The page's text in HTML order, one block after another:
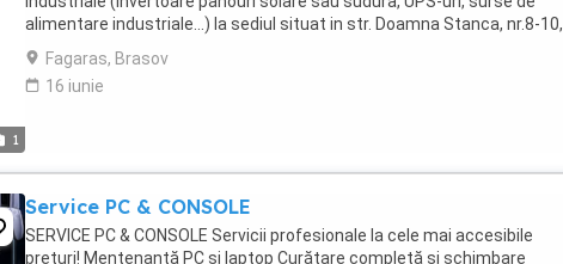
1
alimentare industriale...) la sediul situat in str. Doamna Stanca, nr.8-10,
Fagaras. Constatarea ...
Fagaras, Brasov
16 iunie
Service PC & CONSOLE
SERVICE PC & CONSOLE Servicii profesionale la cele mai accesibile
prețuri! Mentenanță PC și laptop Curățare completă și schimbare